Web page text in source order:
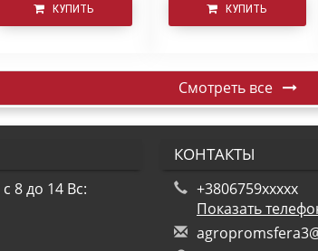
КУПИТЬ КУПИТЬ
Смотреть все
8 до 14 Вс:
КОНТАКТЫ
+3806759xxxxx
Показать
agropromsfera